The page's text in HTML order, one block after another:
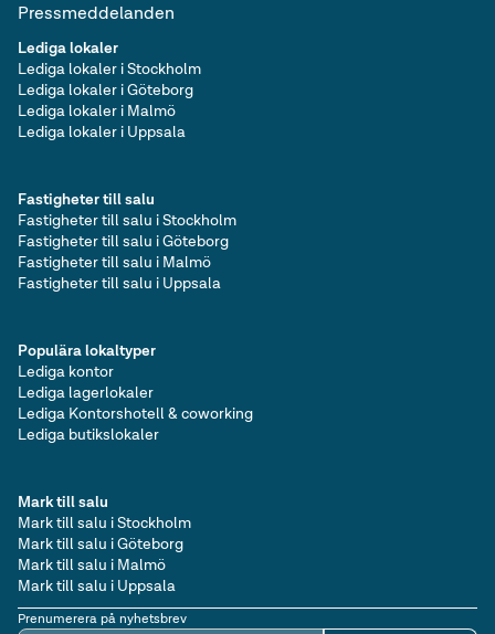
Pressmeddelanden
Lediga lokaler
Lediga lokaler i Stockholm
Lediga lokaler i Göteborg
Lediga lokaler i Malmö
Lediga lokaler i Uppsala
Populära lokaltyper
Lediga kontor
Lediga lagerlokaler
Lediga Kontorshotell & coworking
Lediga butikslokaler
Fastigheter till salu
Fastigheter till salu i Stockholm
Fastigheter till salu i Göteborg
Fastigheter till salu i Malmö
Fastigheter till salu i Uppsala
Mark till salu
Mark till salu i Stockholm
Mark till salu i Göteborg
Mark till salu i Malmö
Mark till salu i Uppsala
Prenumerera på nyhetsbrev